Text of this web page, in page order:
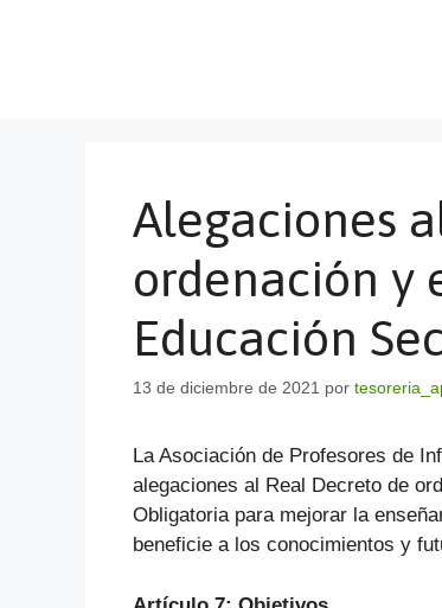
Alegaciones
ordenación y
Educación
13 de diciembre de 2021 por
La Asociación de Profesores de
alegaciones al Real Decreto de
Obligatoria para mejorar la
beneficie a los conocimientos y